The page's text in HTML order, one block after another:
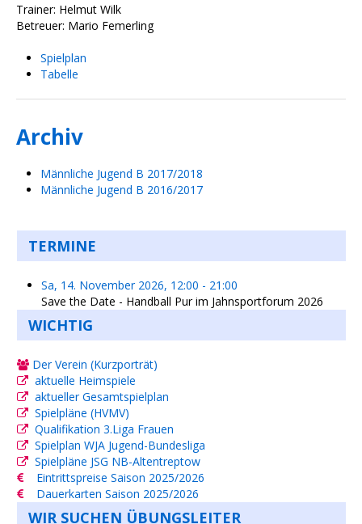
Trainer: Helmut Wilk
Betreuer: Mario Femerling
Spielplan
Tabelle
Archiv
Männliche Jugend B 2017/2018
Männliche Jugend B 2016/2017
TERMINE
Sa, 14. November 2026, 12:00 - 21:00
Save the Date - Handball Pur im Jahnsportforum 2026
WICHTIG
Der Verein (Kurzporträt)
aktuelle Heimspiele
aktueller Gesamtspielplan
Spielpläne (HVMV)
Qualifikation 3.Liga Frauen
Spielplan WJA Jugend-Bundesliga
Spielpläne JSG NB-Altentreptow
Eintrittspreise Saison 2025/2026
Dauerkarten Saison 2025/2026
WIR SUCHEN ÜBUNGSLEITER